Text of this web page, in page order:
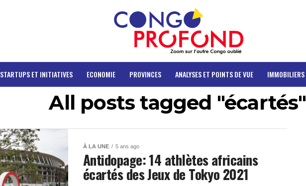
STARTUPS ET INITIATIVES ECONOMIE PROVINCES ANALYSES ET POINTS DE VUE IMMOBILIERS
All posts tagged "écartés"
À LA UNE 5 ans ago
Antidopage: 14 athlètes africains
écartés des Jeux de Tokyo 2021